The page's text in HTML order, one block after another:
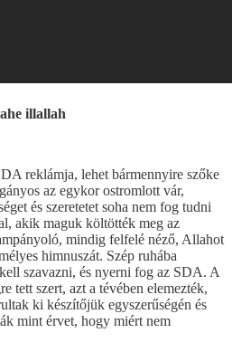
illallah
reklámja, lehet bármennyire szőke
az egykor ostromlott vár,
és szeretetet soha nem fog tudni
akik maguk költötték meg az
mindig felfelé néző, Allahot
himnuszát. Szép ruhába
szavazni, és nyerni fog az SDA. A
tett szert, azt a tévében elemezték,
ki készítőjük egyszerűségén és
mint érvet, hogy miért nem